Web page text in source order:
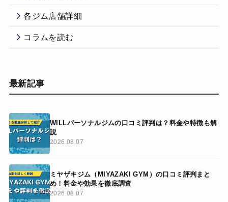
各ジム店舗詳細
コラムを読む
最新記事
WILLパーソナルジムの口コミ評判は？料金や特徴も解
説
2026.08.07
ミヤザキジム（MIYAZAKI GYM）の口コミ評判まと
め！料金や効果を徹底調査
2026.08.07